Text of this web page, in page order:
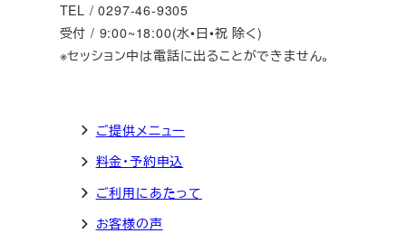
TEL / 0297-46-9305
受付 / 9:00~18:00(水•日•祝 除く)
※セッション中は電話に出ることができません。
ご提供メニュー
料金・予約申込
ご利用にあたって
お客様の声